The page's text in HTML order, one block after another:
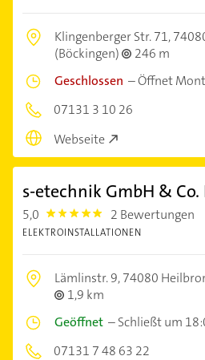
Klingenberger Str. 71,
(Böckingen)
246 m
Geschlossen –Öffnet
07131 3 10 26
Webseite
s-etechnik GmbH & Co.
5,0 5.0 2 Bewertungen
ELEKTROINSTALLATIONEN
Lämlinstr. 9,74080
1,9 km
Geöffnet –Schließt um
07131 7 48 63 22